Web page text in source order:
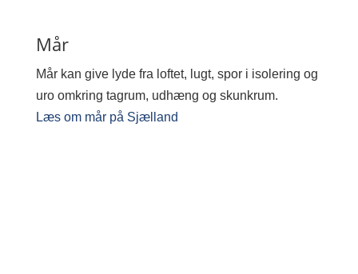
Mår
Mår kan give lyde fra loftet, lugt, spor i isolering og
uro omkring tagrum, udhæng og skunkrum.
Læs om mår på Sjælland